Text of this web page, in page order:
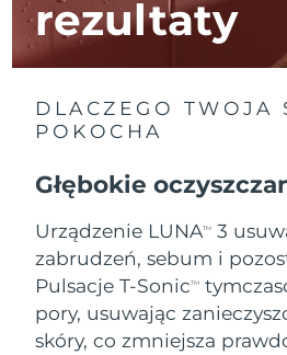
rezultaty
DLACZEGO TWOJA
POKOCHA
Głębokie
Urządzenie LUNATM
3
zabrudzeń, sebum i
Pulsacje T-SonicTM
pory, usuwając
skóry, co zmniejsza
Izrael
Włochy
Japonia
Jersey
Kazachstan